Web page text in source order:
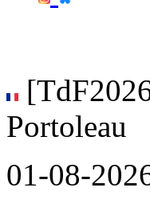
Portoleau
01-08-